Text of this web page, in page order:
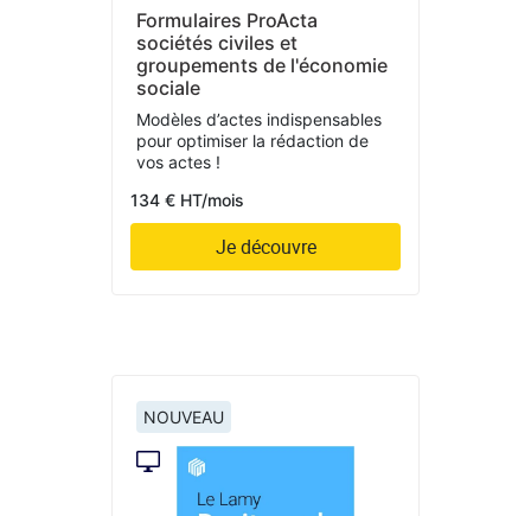
Formulaires ProActa
sociétés civiles et
groupements de l'économie
sociale
Modèles d’actes indispensables
pour optimiser la rédaction de
vos actes !
134 € HT/mois
Je découvre
NOUVEAU